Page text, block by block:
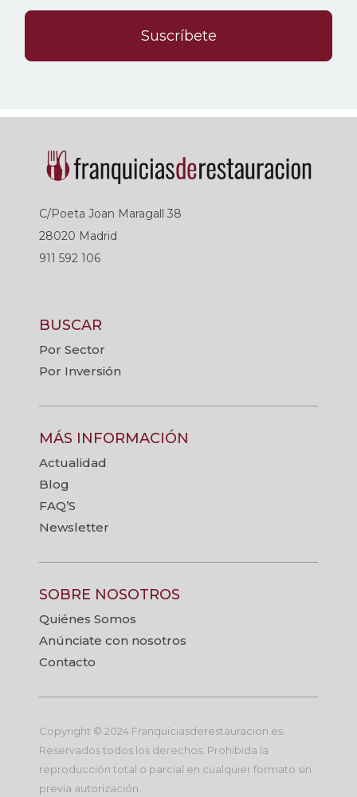
Suscríbete
C/Poeta Joan Maragall 38
28020 Madrid
911 592 106
BUSCAR
Por Sector
Por Inversión
MÁS INFORMACIÓN
Actualidad
Blog
FAQ’S
Newsletter
SOBRE NOSOTROS
Quiénes Somos
Anúnciate con nosotros
Contacto
Copyright © 2024 Franquiciasderestauracion.es.
Reservados todos los derechos. Prohibida la
reproducción total o parcial en cualquier formato sin
previa autorización.